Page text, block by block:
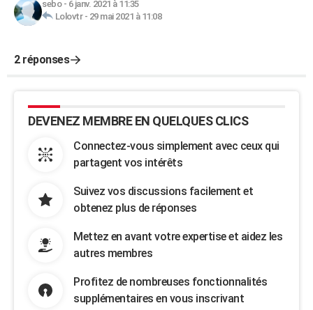
sebo- 6 janv. 2021 à 11:35
Lolovtr- 29 mai 2021 à 11:08
2 réponses
DEVENEZ MEMBRE EN QUELQUES CLICS
Connectez-vous simplement avec ceux qui
partagent vos intérêts
Suivez vos discussions facilement et
obtenez plus de réponses
Mettez en avant votre expertise et aidez les
autres membres
Profitez de nombreuses fonctionnalités
supplémentaires en vous inscrivant